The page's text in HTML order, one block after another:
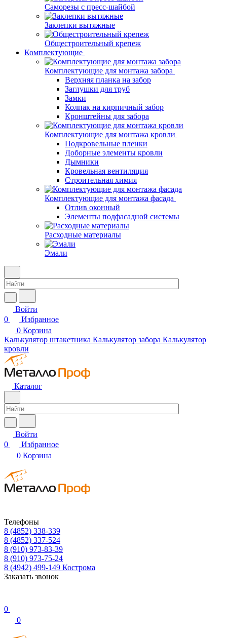
Саморезы с пресс-шайбой
Заклепки вытяжные
Общестроительный крепеж
Комплектующие
Комплектующие для монтажа забора
Верхняя планка на забор
Заглушки для труб
Замки
Колпак на кирпичный забор
Кронштейны для забора
Комплектующие для монтажа кровли
Подкровельные пленки
Доборные элементы кровли
Дымники
Кровельная вентиляция
Строительная химия
Комплектующие для монтажа фасада
Отлив оконный
Элементы подфасадной системы
Расходные материалы
Эмали
Войти
0
Избранное
0 Корзина
Калькулятор штакетника Калькулятор забора Калькулятор
кровли
Каталог
Войти
0
Избранное
0 Корзина
Телефоны
8 (4852) 338-339
8 (4852) 337-524
8 (910) 973-83-39
8 (910) 973-75-24
8 (4942) 499-149 Кострома
Заказать звонок
0
0